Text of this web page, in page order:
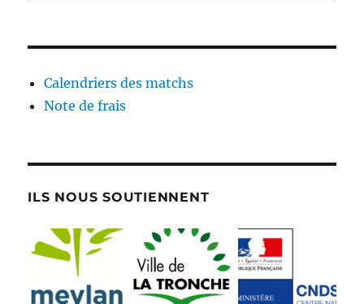
Calendriers des matchs
Note de frais
ILS NOUS SOUTIENNENT